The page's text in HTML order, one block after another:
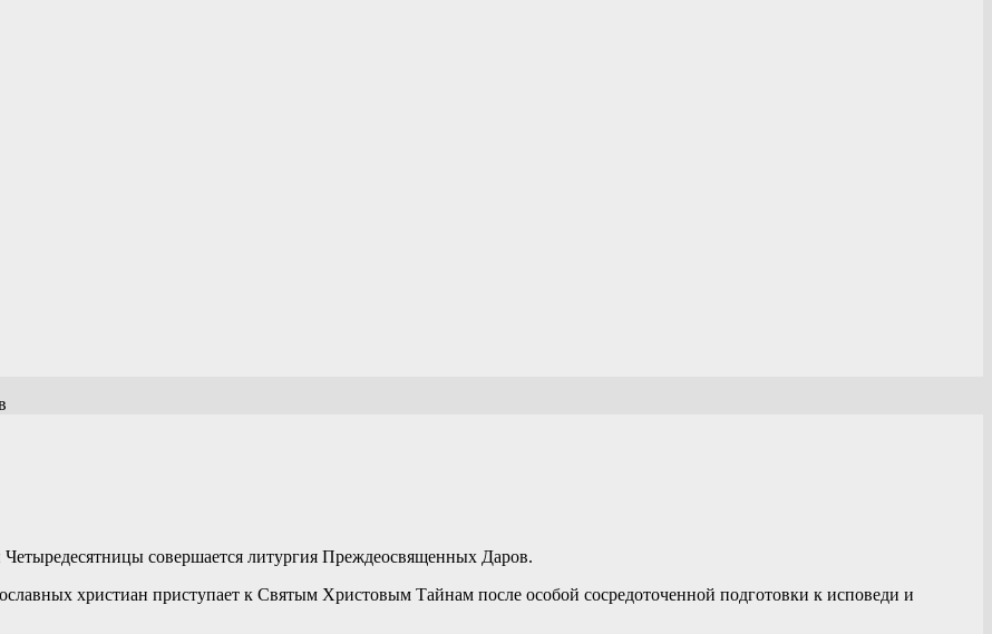
совершается литургия Преждеосвященных Даров.
христиан приступает к Святым Христовым Тайнам после особой сосредоточенной подготовки к исповеди и